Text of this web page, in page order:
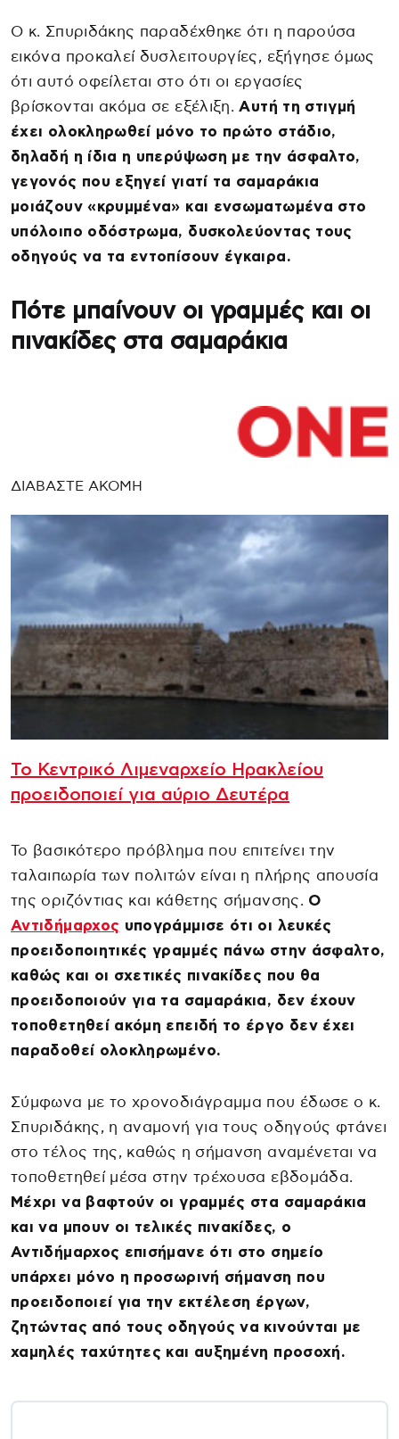
Ο κ. Σπυριδάκης παραδέχθηκε ότι η παρούσα
εικόνα προκαλεί δυσλειτουργίες, εξήγησε όμως
ότι αυτό οφείλεται στο ότι οι εργασίες
βρίσκονται ακόμα σε εξέλιξη.Αυτή τη στιγμή
έχει ολοκληρωθεί μόνο το πρώτο στάδιο,
δηλαδή η ίδια η υπερύψωση με την άσφαλτο,
γεγονός που εξηγεί γιατί τα σαμαράκια
μοιάζουν «κρυμμένα» και ενσωματωμένα στο
υπόλοιπο οδόστρωμα, δυσκολεύοντας τους
οδηγούς να τα εντοπίσουν έγκαιρα.
Πότε μπαίνουν οι γραμμές και οι
πινακίδες στα σαμαράκια
ΔΙΑΒΑΣΤΕ ΑΚΟΜΗ
Το Κεντρικό Λιμεναρχείο Ηρακλείου
προειδοποιεί για αύριο Δευτέρα
Το βασικότερο πρόβλημα που επιτείνει την
ταλαιπωρία των πολιτών είναι η πλήρης απουσία
της οριζόντιας και κάθετης σήμανσης. Ο
Αντιδήμαρχος υπογράμμισε ότι οι λευκές
προειδοποιητικές γραμμές πάνω στην άσφαλτο,
καθώς και οι σχετικές πινακίδες που θα
προειδοποιούν για τα σαμαράκια, δεν έχουν
τοποθετηθεί ακόμη επειδή το έργο δεν έχει
παραδοθεί ολοκληρωμένο.
Σύμφωνα με το χρονοδιάγραμμα που έδωσε ο κ.
Σπυριδάκης, η αναμονή για τους οδηγούς φτάνει
στο τέλος της, καθώς η σήμανση αναμένεται να
τοποθετηθεί μέσα στην τρέχουσα εβδομάδα.
Μέχρι να βαφτούν οι γραμμές στα σαμαράκια
και να μπουν οι τελικές πινακίδες, ο
Αντιδήμαρχος επισήμανε ότι στο σημείο
υπάρχει μόνο η προσωρινή σήμανση που
προειδοποιεί για την εκτέλεση έργων,
ζητώντας από τους οδηγούς να κινούνται με
χαμηλές ταχύτητες και αυξημένη προσοχή.